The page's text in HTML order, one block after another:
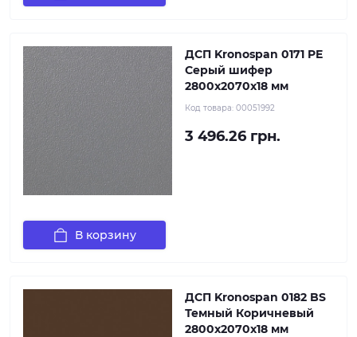
ДСП Kronospan 0171 PE
Серый шифер
2800x2070x18 мм
Код товара: 00051992
3 496.26 грн.
В корзину
ДСП Kronospan 0182 BS
Темный Коричневый
2800x2070x18 мм